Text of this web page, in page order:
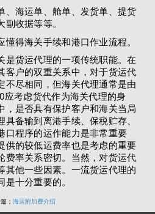
海运单、舱单、发货单、提货
收据等等。
得海关手续和港口作业流程。
货运代理的一项传统职能。在
客户的双重关系中，对于货运代
不尽相同，但海关代理通常是由
考虑货代作为海关代理的身
，是否具有保护客户和海关当局
备输到离港手续、保税贮存、
口程序的运作能力是非常重要
供的较低运费率也是考虑的重要
费率关系密切。当然，对货运代
其他一些因素。一流货运代理的
十分重要的。
； 海运附加费介绍